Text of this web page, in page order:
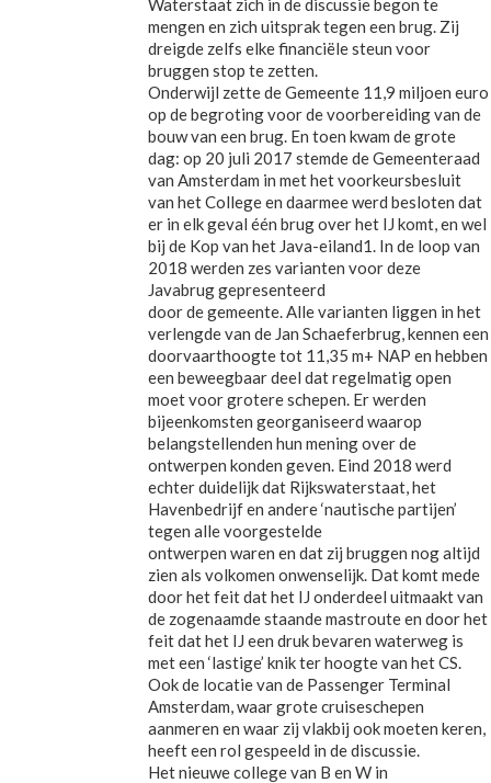
Waterstaat zich in de discussie begon te
mengen en zich uitsprak tegen een brug. Zij
dreigde zelfs elke financiële steun voor
bruggen stop te zetten.
Onderwijl zette de Gemeente 11,9 miljoen euro
op de begroting voor de voorbereiding van de
bouw van een brug. En toen kwam de grote
dag: op 20 juli 2017 stemde de Gemeenteraad
van Amsterdam in met het voorkeursbesluit
van het College en daarmee werd besloten dat
er in elk geval één brug over het IJ komt, en wel
bij de Kop van het Java-eiland1. In de loop van
2018 werden zes varianten voor deze
Javabrug gepresenteerd
door de gemeente. Alle varianten liggen in het
verlengde van de Jan Schaeferbrug, kennen een
doorvaarthoogte tot 11,35 m+ NAP en hebben
een beweegbaar deel dat regelmatig open
moet voor grotere schepen. Er werden
bijeenkomsten georganiseerd waarop
belangstellenden hun mening over de
ontwerpen konden geven. Eind 2018 werd
echter duidelijk dat Rijkswaterstaat, het
Havenbedrijf en andere ‘nautische partijen’
tegen alle voorgestelde
ontwerpen waren en dat zij bruggen nog altijd
zien als volkomen onwenselijk. Dat komt mede
door het feit dat het IJ onderdeel uitmaakt van
de zogenaamde staande mastroute en door het
feit dat het IJ een druk bevaren waterweg is
met een ‘lastige’ knik ter hoogte van het CS.
Ook de locatie van de Passenger Terminal
Amsterdam, waar grote cruiseschepen
aanmeren en waar zij vlakbij ook moeten keren,
heeft een rol gespeeld in de discussie.
Het nieuwe college van B en W in